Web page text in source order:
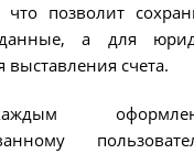
позволит
данные, а для
выставления счета.